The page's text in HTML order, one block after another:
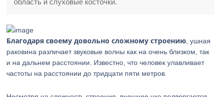
область и слуховые косточки.
Благодаря своему довольно сложному строению , ушная
раковина различает звуковые волны как на очень близком, так
и на дальнем расстоянии. Известно, что человек улавливает
частоты на расстоянии до тридцати пяти метров.